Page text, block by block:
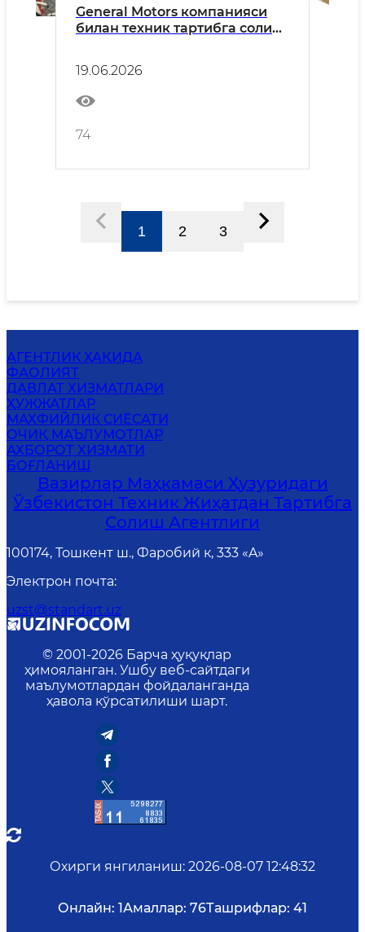
General Motors компанияси
билан техник тартибга солиш
қилинди
19.06.2026
74
1 2 3
АГЕНТЛИК ҲАҚИДА
ФАОЛИЯТ
ДАВЛАТ ХИЗМАТЛАРИ
ҲУЖЖАТЛАР
MАХФИЙЛИК СИЁСАТИ
ОЧИҚ МАЪЛУМОТЛАР
АХБОРОТ ХИЗМАТИ
БОҒЛАНИШ
Вазирлар Маҳкамаси Ҳузуридаги
Ўзбекистон Техник Жиҳатдан Тартибга
Солиш Агентлиги
100174, Тошкент ш., Фаробий к, 333 «A»
Электрон почта:
uzst@standart.uz
© 2001-2026 Барча ҳуқуқлар
ҳимояланган. Ушбу веб-сайтдаги
маълумотлардан фойдаланганда
ҳавола кўрсатилиши шарт.
Охирги янгиланиш: 2026-08-07 12:48:32
Онлайн: 1Амаллар: 76Ташрифлар: 41